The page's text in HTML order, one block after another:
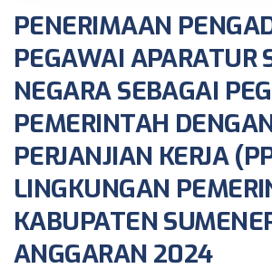
PENERIMAAN
PEGAWAI APARATUR
NEGARA SEBAGAI
PEMERINTAH
PERJANJIAN KERJA
LINGKUNGAN
KABUPATEN
ANGGARAN 2024